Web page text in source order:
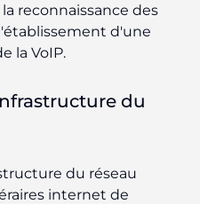
reconnaissance des
d'une
la VoIP.
du
du réseau
internet de